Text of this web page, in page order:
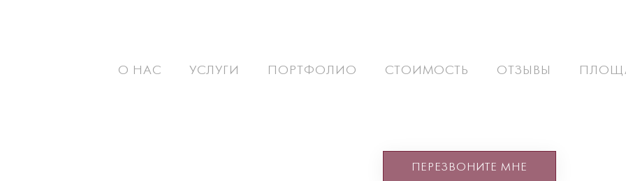
О НАС УСЛУГИ ПОРТФОЛИО СТОИМОСТЬ ОТЗЫВЫ
ПЕРЕЗВОНИТЕ МНЕ